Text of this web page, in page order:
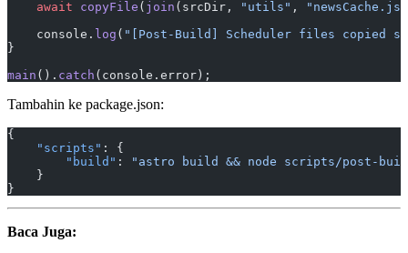
    await
copyFile ( join (srcDir, "utils" ,
"newsCache.js"
    console.
log ( "[Post-Build] Scheduler files copied
}
main (). catch (console.error);
Tambahin ke package.json:
{
    "scripts"
: {
        "build"
:
"astro build && node scripts/post-
    }
}
Baca Juga: